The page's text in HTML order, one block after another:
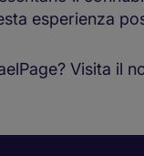
esperienza
Visita il